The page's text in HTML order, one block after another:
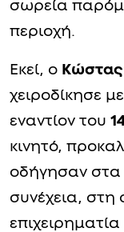
σωρεία
περιοχή.
Εκεί, ο
χειροδίκησε
εναντίον του
κινητό,
οδήγησαν στα
συνέχεια, στη